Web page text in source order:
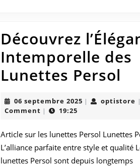
Découvrez
Intemporelle des
Lunettes Persol
06 septembre 2025 06| optistore |
Comment | 19:25
Article sur les lunettes Persol Lunettes
L’alliance parfaite entre style et qualité
lunettes Persol sont depuis longtemps